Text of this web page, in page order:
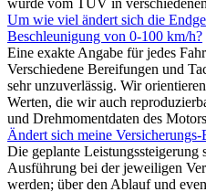
Um wie viel ändert sich die
Beschleunigung von 0-100 km/h?
Eine exakte Angabe für jedes
Verschiedene Bereifungen und
sehr unzuverlässig. Wir
Werten, die wir auch
und Drehmomentdaten des
Ändert sich meine
Die geplante
Ausführung bei der jeweiligen
werden; über den Ablauf und